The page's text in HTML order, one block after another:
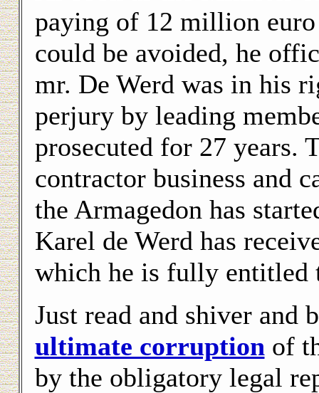
paying of 12 million
could be avoided, he
mr. De Werd was in his
perjury by leading
prosecuted for 27 years.
contractor business and
the Armagedon has
Karel de Werd has
which he is fully entitled
Just read and shiver and
ultimate corruptionof
by the obligatory legal